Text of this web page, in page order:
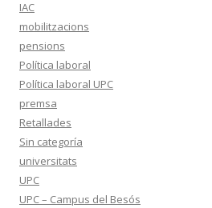
IAC
mobilitzacions
pensions
Política laboral
Política laboral UPC
premsa
Retallades
Sin categoría
universitats
UPC
UPC – Campus del Besós